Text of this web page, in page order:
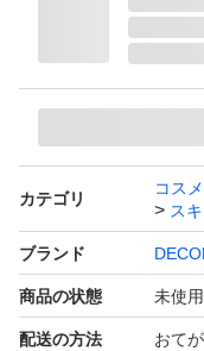
カテゴリ
コス
ス
ブランド
商品の状態 未使用
配送の方法 おて